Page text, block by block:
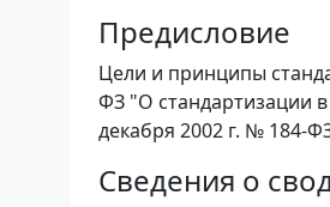
Предисловие
Цели и принципы
ФЗ "О стандартизации
декабря 2002 г. № 184-
Сведения о